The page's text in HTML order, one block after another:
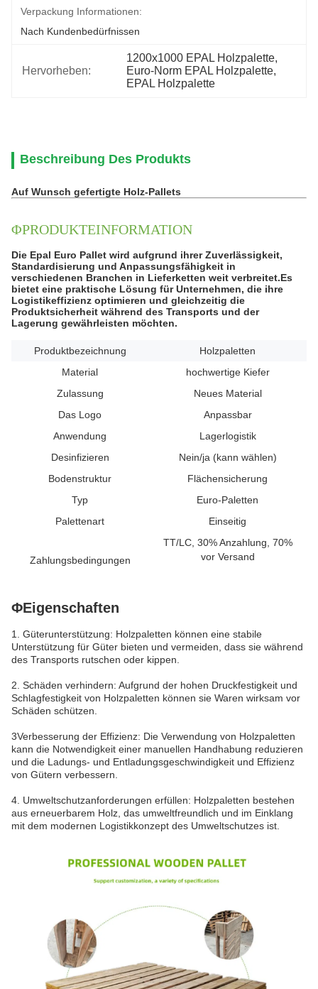
Verpackung Informationen:
Nach Kundenbedürfnissen
Hervorheben:
1200x1000 EPAL Holzpalette,
Euro-Norm EPAL Holzpalette,
EPAL Holzpalette
Beschreibung Des Produkts
Auf Wunsch gefertigte Holz-Pallets
ΦPRODUKTEINFORMATION
Die Epal Euro Pallet wird aufgrund ihrer Zuverlässigkeit,
Standardisierung und Anpassungsfähigkeit in
verschiedenen Branchen in Lieferketten weit verbreitet.Es
bietet eine praktische Lösung für Unternehmen, die ihre
Logistikeffizienz optimieren und gleichzeitig die
Produktsicherheit während des Transports und der
Lagerung gewährleisten möchten.
Produktbezeichnung
Holzpaletten
Material
hochwertige Kiefer
Zulassung
Neues Material
Das Logo
Anpassbar
Anwendung
Lagerlogistik
Desinfizieren
Nein/ja (kann wählen)
Bodenstruktur
Flächensicherung
Typ
Euro-Paletten
Palettenart
Einseitig
Zahlungsbedingungen
TT/LC, 30% Anzahlung, 70%
vor Versand
ΦEigenschaften
1. Güterunterstützung: Holzpaletten können eine stabile
Unterstützung für Güter bieten und vermeiden, dass sie während
des Transports rutschen oder kippen.
2. Schäden verhindern: Aufgrund der hohen Druckfestigkeit und
Schlagfestigkeit von Holzpaletten können sie Waren wirksam vor
Schäden schützen.
3Verbesserung der Effizienz: Die Verwendung von Holzpaletten
kann die Notwendigkeit einer manuellen Handhabung reduzieren
und die Ladungs- und Entladungsgeschwindigkeit und Effizienz
von Gütern verbessern.
4. Umweltschutzanforderungen erfüllen: Holzpaletten bestehen
aus erneuerbarem Holz, das umweltfreundlich und im Einklang
mit dem modernen Logistikkonzept des Umweltschutzes ist.